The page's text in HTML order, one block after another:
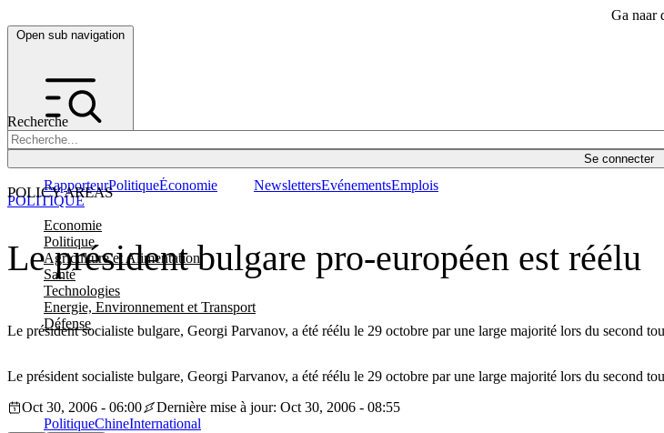
Ga naar
Open sub navigation
Recherche
Se connecter
POLICY AREAS
Economie
Politique
Agriculture et Alimentation
Santé
Technologies
Energie, Environnement et Transport
Défense
RapporteurPolitiqueÉconomie NewslettersEvénementsEmplois
Le président bulgare pro-européen est réélu
Le président socialiste bulgare, Georgi Parvanov, a été réélu le 29 octobre par une large majorité lors du second
POLITIQUE
Le président socialiste bulgare, Georgi Parvanov, a été réélu le 29 octobre par une large majorité lors du second
Oct 30, 2006 - 06:00
Dernière mise à jour: Oct 30, 2006 - 08:55
PolitiqueChineInternational